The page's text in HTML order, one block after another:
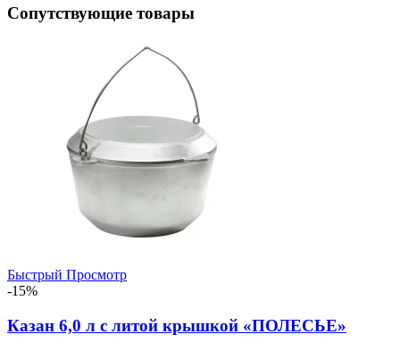
Сопутствующие товары
Быстрый Просмотр
-15%
Казан 6,0 л с литой крышкой «ПОЛЕСЬЕ»